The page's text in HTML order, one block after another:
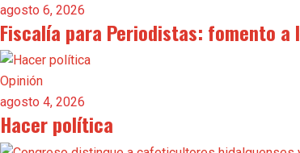
agosto 6, 2026
Fiscalía para Periodistas: fomento a
Opinión
agosto 4, 2026
Hacer política